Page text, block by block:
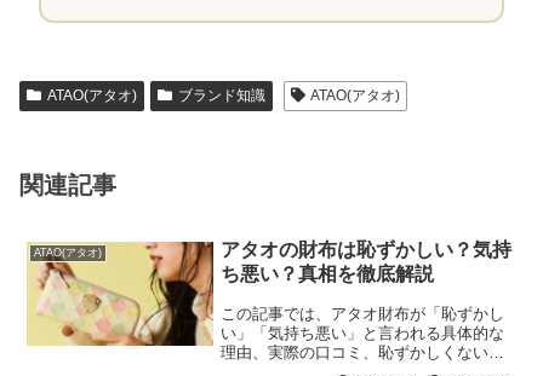
ATAO(アタオ) ブランド知識 ATAO(アタオ)
関連記事
ATAO(アタオ)
アタオの財布は恥ずかしい？気持
ち悪い？真相を徹底解説
この記事では、アタオ財布が「恥ずかし
い」「気持ち悪い」と言われる具体的な
理由、実際の口コミ、恥ずかしくないお
すすめデザイン、年齢層まで徹底解説し